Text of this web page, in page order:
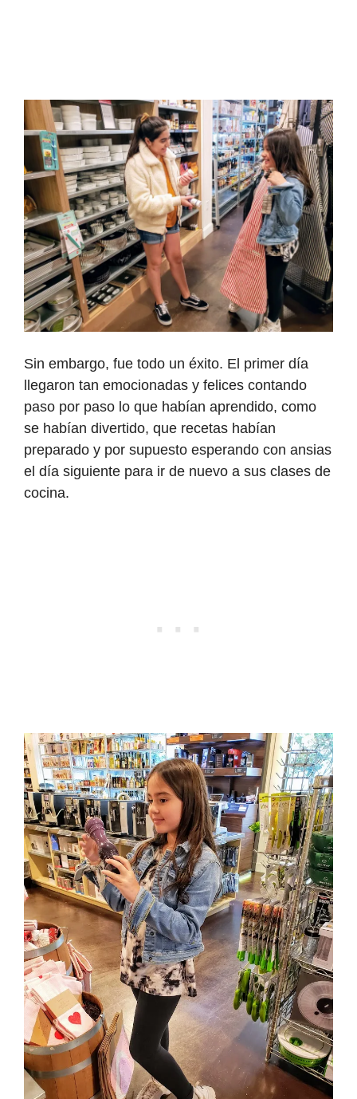
Sin embargo, fue todo un éxito. El primer día
llegaron tan emocionadas y felices contando
paso por paso lo que habían aprendido, como
se habían divertido, que recetas habían
preparado y por supuesto esperando con ansias
el día siguiente para ir de nuevo a sus clases de
cocina.